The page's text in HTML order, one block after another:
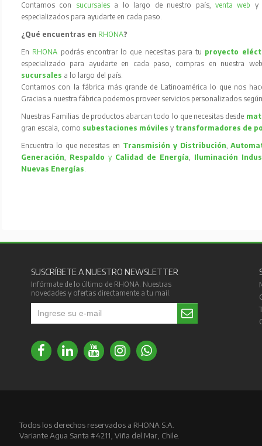
Contamos con sucursales a lo largo de nuestro país, venta web
especializados para ayudarte en cada paso.
¿Qué encuentras en RHONA?
En RHONA podrás encontrar lo que necesitas para tu proyecto
especializado para ayudarte en cada paso, compras en nuestra
sucursales a lo largo del país.
Contamos con la fábrica más grande de Latinoamérica lo que nos
Gracias a nuestra fábrica podemos proveer servicios personalizados
Nuestras Familias de productos abarcan todo lo que necesitas desde
gran escala, como subestaciones móvilesy transformadores de
Encuentra lo que necesitas en Transmisión y Distribución,
Generación, Respaldo y Calidad de Energía, Iluminación
Nuevas Energías.
SUSCRÍBETE A NUESTRO NEWSLETTER
Infórmate de lo último de RHONA. Nuestras
novedades y ofertas directamente a tu mail.
Todos los derechos reservados a RHONA S.A.
Variante Agua Santa #4211, Viña del Mar, Chile.